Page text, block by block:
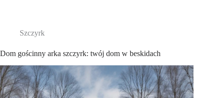
Szczyrk
Dom gościnny arka szczyrk: twój dom w beskidach